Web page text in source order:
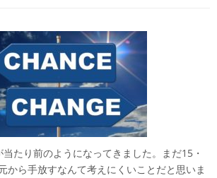
たり前のようになってきました。まだ15・
から手放すなんて考えにくいことだと思いま